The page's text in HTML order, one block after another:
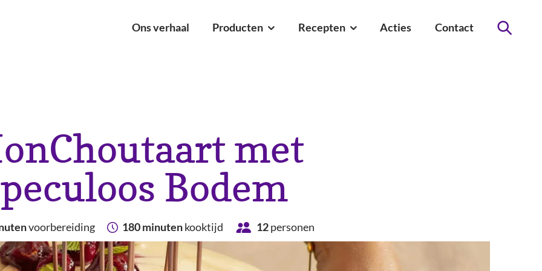
Ons verhaal Producten
Original Verse Roomkaas
Zacht & Luchtig
Recepten Acties Contact
Zoeken
met
Bodem
voorbereiding 180 minutenkooktijd 12personen